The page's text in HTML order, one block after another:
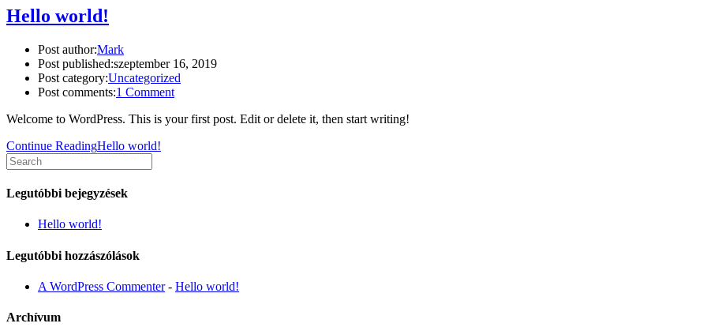
Hello world!
Post author:Mark
Post published:szeptember 16, 2019
Post category:Uncategorized
Post comments:1 Comment
Welcome to WordPress. This is your first post. Edit or delete it, then start writing!
Continue ReadingHello world!
Legutóbbi bejegyzések
Hello world!
Legutóbbi hozzászólások
A WordPress Commenter- Hello world!
Archívum